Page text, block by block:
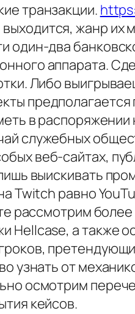
транзакции.
жанр их
один-два
аппарата.
Либо
в
служебных
веб-сайтах,
выискивать
Twitch равно
рассмотрим
Hellcase, а также
узнать от
осмотрим
кейсов.